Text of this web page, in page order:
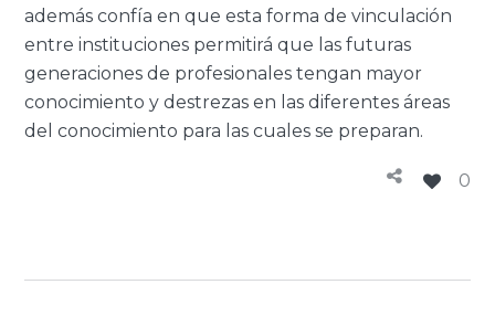
además confía en que esta forma de vinculación
entre instituciones permitirá que las futuras
generaciones de profesionales tengan mayor
conocimiento y destrezas en las diferentes áreas
del conocimiento para las cuales se preparan.
0